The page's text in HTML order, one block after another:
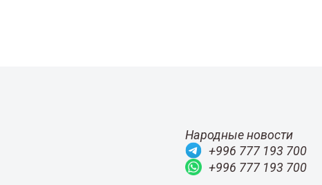
Народные новости
+996 777 193 700
+996 777 193 700